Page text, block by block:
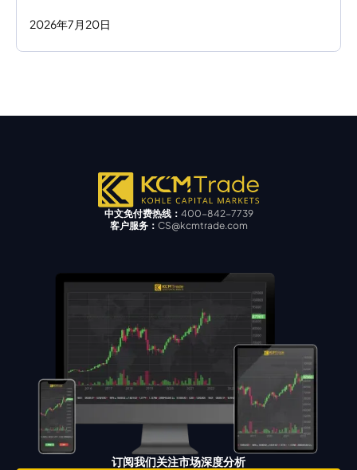
2026年7 月 20日
中文免付费热线： 400-842-7739
客户服务： CS@kcmtrade.com
订阅我们关注市场深度分析